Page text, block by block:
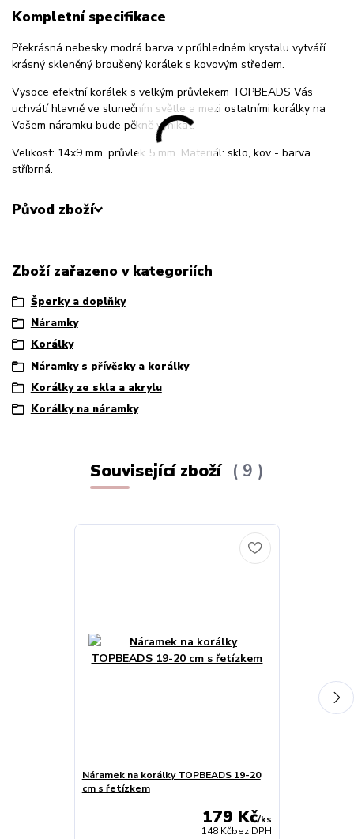
Kompletní specifikace
Překrásná nebesky modrá barva v průhledném krystalu vytváří
krásný skleněný broušený korálek s kovovým středem.
Vysoce efektní korálek s velkým průvlekem TOPBEADS Vás
uchvátí hlavně ve slunečním světle a mezi ostatními korálky na
Vašem náramku bude pěkně vynikat.
Velikost: 14x9 mm, průvlek 5 mm. Materiál: sklo, kov - barva
stříbrná.
Původ zboží
Zboží zařazeno v kategoriích
Šperky a doplňky
Náramky
Korálky
Náramky s přívěsky a korálky
Korálky ze skla a akrylu
Korálky na náramky
Související zboží 9
Náramek na korálky TOPBEADS 19-20
cm s řetízkem
179 Kč/ks
148 Kčbez DPH